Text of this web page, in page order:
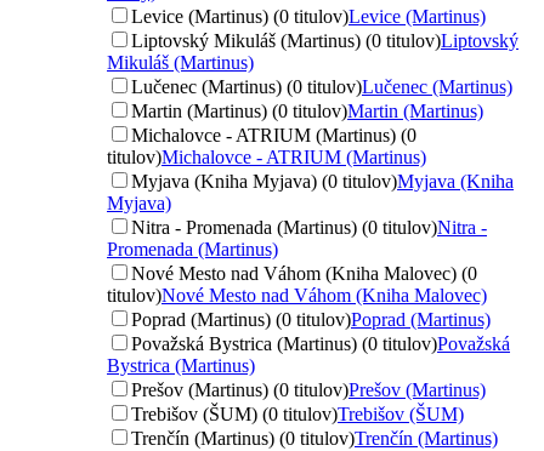
Levice (Martinus) (0 titulov)Levice (Martinus)
Liptovský Mikuláš (Martinus) (0 titulov)Liptovský
Mikuláš (Martinus)
Lučenec (Martinus) (0 titulov)Lučenec (Martinus)
Martin (Martinus) (0 titulov)Martin (Martinus)
Michalovce - ATRIUM (Martinus) (0
titulov)Michalovce - ATRIUM (Martinus)
Myjava (Kniha Myjava) (0 titulov)Myjava (Kniha
Myjava)
Nitra - Promenada (Martinus) (0 titulov)Nitra -
Promenada (Martinus)
Nové Mesto nad Váhom (Kniha Malovec) (0
titulov)Nové Mesto nad Váhom (Kniha Malovec)
Poprad (Martinus) (0 titulov)Poprad (Martinus)
Považská Bystrica (Martinus) (0 titulov)Považská
Bystrica (Martinus)
Prešov (Martinus) (0 titulov)Prešov (Martinus)
Trebišov (ŠUM) (0 titulov)Trebišov (ŠUM)
Trenčín (Martinus) (0 titulov)Trenčín (Martinus)